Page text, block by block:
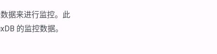
据来进行监控。此
的监控数据。